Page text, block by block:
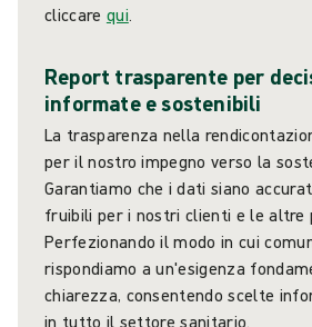
cliccare qui
Report trasparente per
informate e sostenibili
La trasparenza nella
per il nostro impegno verso la
Garantiamo che i dati siano
fruibili per i nostri clienti e le altre
Perfezionando il modo in cui
rispondiamo a un'esigenza
chiarezza, consentendo scelte
in tutto il settore sanitario.